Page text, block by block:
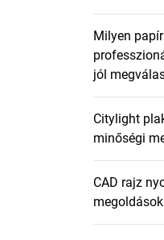
Milyen
jól
Citylight
minőségi
CAD rajz
megoldások